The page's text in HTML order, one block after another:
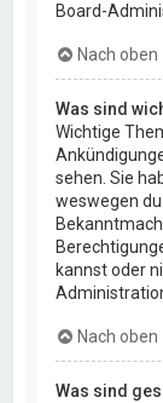
Board-
Nach oben
Was sind
Wichtige
sehen. Sie
weswegen
kannst oder
Nach oben
Was sind